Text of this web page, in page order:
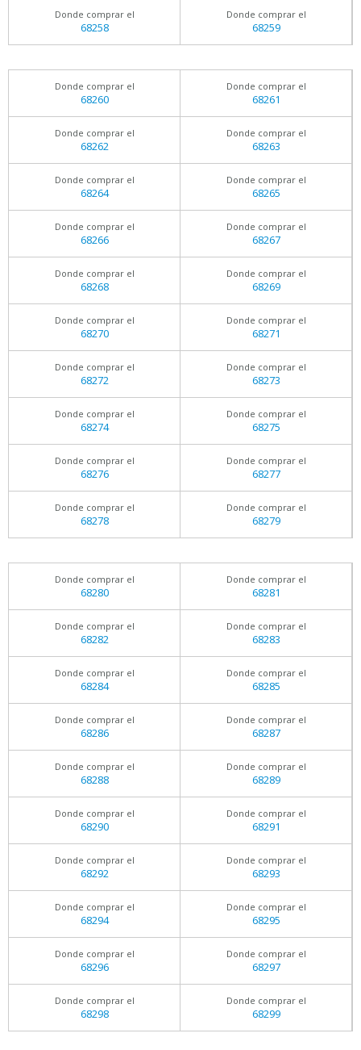
Donde comprar el
68258
Donde comprar el
68259
Donde comprar el
68260
Donde comprar el
68261
Donde comprar el
68262
Donde comprar el
68263
Donde comprar el
68264
Donde comprar el
68265
Donde comprar el
68266
Donde comprar el
68267
Donde comprar el
68268
Donde comprar el
68269
Donde comprar el
68270
Donde comprar el
68271
Donde comprar el
68272
Donde comprar el
68273
Donde comprar el
68274
Donde comprar el
68275
Donde comprar el
68276
Donde comprar el
68277
Donde comprar el
68278
Donde comprar el
68279
Donde comprar el
68280
Donde comprar el
68281
Donde comprar el
68282
Donde comprar el
68283
Donde comprar el
68284
Donde comprar el
68285
Donde comprar el
68286
Donde comprar el
68287
Donde comprar el
68288
Donde comprar el
68289
Donde comprar el
68290
Donde comprar el
68291
Donde comprar el
68292
Donde comprar el
68293
Donde comprar el
68294
Donde comprar el
68295
Donde comprar el
68296
Donde comprar el
68297
Donde comprar el
68298
Donde comprar el
68299